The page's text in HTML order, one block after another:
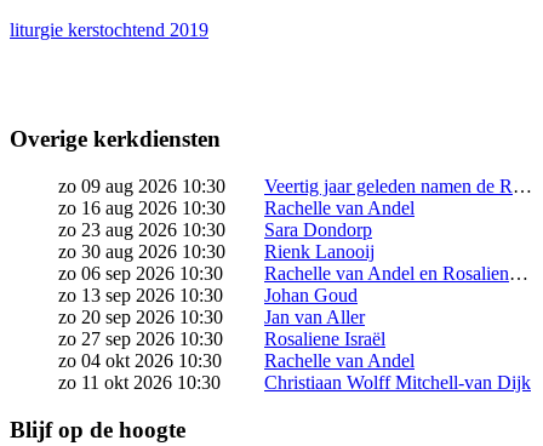
liturgie kerstochtend 2019
Overige kerkdiensten
zo 09 aug 2026 10:30
Veertig jaar geleden namen de Remonstranten een historische stap: ze besloten levensverbintenissen te zegenen, ongeacht wie je liefhebt. Sindsdien zijn bij Vrijburg talloze relaties in al hun kleurrijke diversiteit gezegend. Dat verdient een feest! Kom vieren in een vrolijke jubileumkerkdienst, met voorgangers ds. Rosaliene Israël (remonstrants predikant) en ds. Wielie Elhorst (Ihbtiqa+ predikant Protestantse Kerk […]
zo 16 aug 2026 10:30
Rachelle van Andel
zo 23 aug 2026 10:30
Sara Dondorp
zo 30 aug 2026 10:30
Rienk Lanooij
zo 06 sep 2026 10:30
Rachelle van Andel en Rosaliene Israël starten samen het seizoen
zo 13 sep 2026 10:30
Johan Goud
zo 20 sep 2026 10:30
Jan van Aller
zo 27 sep 2026 10:30
Rosaliene Israël
zo 04 okt 2026 10:30
Rachelle van Andel
zo 11 okt 2026 10:30
Christiaan Wolff Mitchell-van Dijk
Blijf op de hoogte